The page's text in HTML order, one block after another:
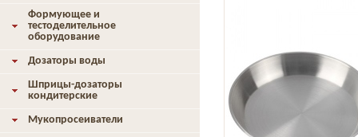
Формующее и
тестоделительное
оборудование
Дозаторы воды
Шприцы-дозаторы
кондитерские
Мукопросеиватели